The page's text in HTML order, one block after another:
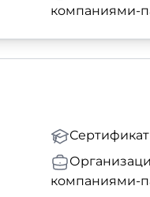
компаниями-
Сертификат
компаниями-